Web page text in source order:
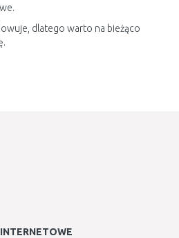
dlatego warto na bieżąco